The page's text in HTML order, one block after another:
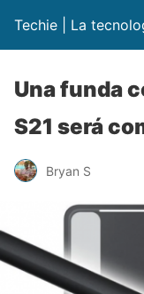
Techie | La
Una funda
S21 será
Bryan S